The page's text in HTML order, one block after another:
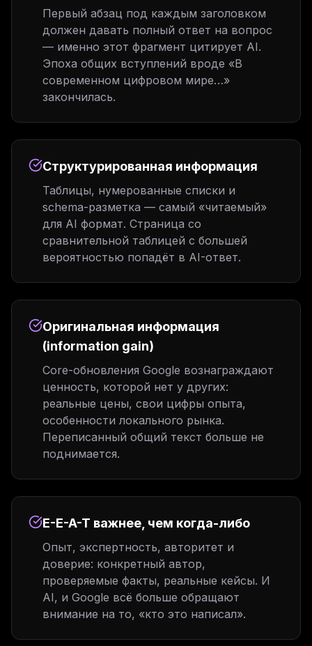
Первый абзац под каждым заголовком
должен давать полный ответ на вопрос
— именно этот фрагмент цитирует AI.
Эпоха общих вступлений вроде «В
современном цифровом мире…»
закончилась.
Структурированная информация
Таблицы, нумерованные списки и
schema-разметка — самый «читаемый»
для AI формат. Страница со
сравнительной таблицей с большей
вероятностью попадёт в AI-ответ.
Оригинальная информация
(information gain)
Core-обновления Google вознаграждают
ценность, которой нет у других:
реальные цены, свои цифры опыта,
особенности локального рынка.
Переписанный общий текст больше не
поднимается.
E-E-A-T важнее, чем когда-либо
Опыт, экспертность, авторитет и
доверие: конкретный автор,
проверяемые факты, реальные кейсы. И
AI, и Google всё больше обращают
внимание на то, «кто это написал».